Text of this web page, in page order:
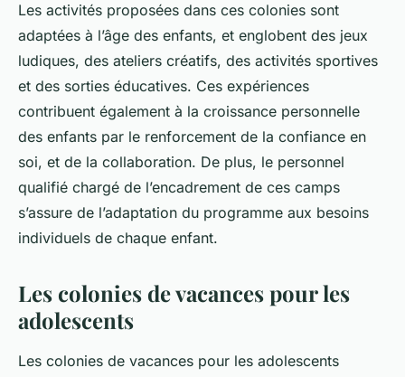
Les activités proposées dans ces colonies sont
adaptées à l’âge des enfants, et englobent des jeux
ludiques, des ateliers créatifs, des activités sportives
et des sorties éducatives. Ces expériences
contribuent également à la croissance personnelle
des enfants par le renforcement de la confiance en
soi, et de la collaboration. De plus, le personnel
qualifié chargé de l’encadrement de ces camps
s’assure de l’adaptation du programme aux besoins
individuels de chaque enfant.
Les colonies de vacances pour les
adolescents
Les colonies de vacances pour les adolescents